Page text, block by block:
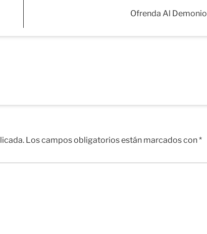
Ofrenda Al Demonio
Los campos obligatorios están marcados con*